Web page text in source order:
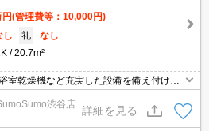
円(管理費等：10,000円)
し 礼
なし
20.7m²
室乾燥機など充実した設備を備え付けて
面は、TVインターホン・オートロックな
心して暮らせます。駐車場の空きがある
渋谷店
詳細を見る